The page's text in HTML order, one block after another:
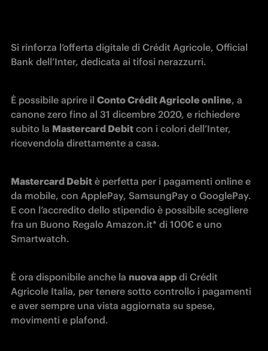
Si rinforza l’offerta digitale di Crédit Agricole, Official
Bank dell’Inter, dedicata ai tifosi nerazzurri.
È possibile aprire il Conto Crédit Agricole online, a
canone zero fino al 31 dicembre 2020, e richiedere
subito la Mastercard Debit con i colori dell’Inter,
ricevendola direttamente a casa.
Mastercard Debit è perfetta per i pagamenti online e
da mobile, con ApplePay, SamsungPay o GooglePay.
E con l’accredito dello stipendio è possibile scegliere
fra un Buono Regalo Amazon.it* di 100€ e uno
Smartwatch.
È ora disponibile anche la nuova app di Crédit
Agricole Italia, per tenere sotto controllo i pagamenti
e aver sempre una vista aggiornata su spese,
movimenti e plafond.